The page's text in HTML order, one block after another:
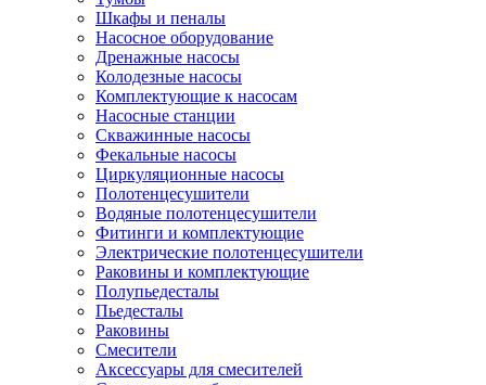
Шкафы и пеналы
Насосное оборудование
Дренажные насосы
Колодезные насосы
Комплектующие к насосам
Насосные станции
Скважинные насосы
Фекальные насосы
Циркуляционные насосы
Полотенцесушители
Водяные полотенцесушители
Фитинги и комплектующие
Электрические полотенцесушители
Раковины и комплектующие
Полупьедесталы
Пьедесталы
Раковины
Смесители
Аксессуары для смесителей